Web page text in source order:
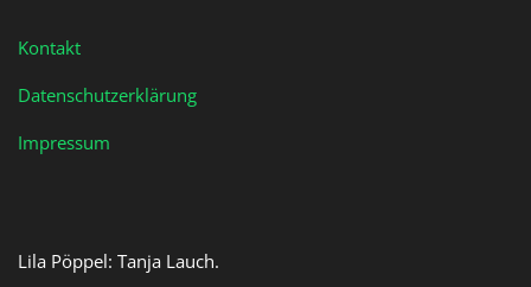
Kontakt
Datenschutzerklärung
Impressum
Lila Pöppel: Tanja Lauch.